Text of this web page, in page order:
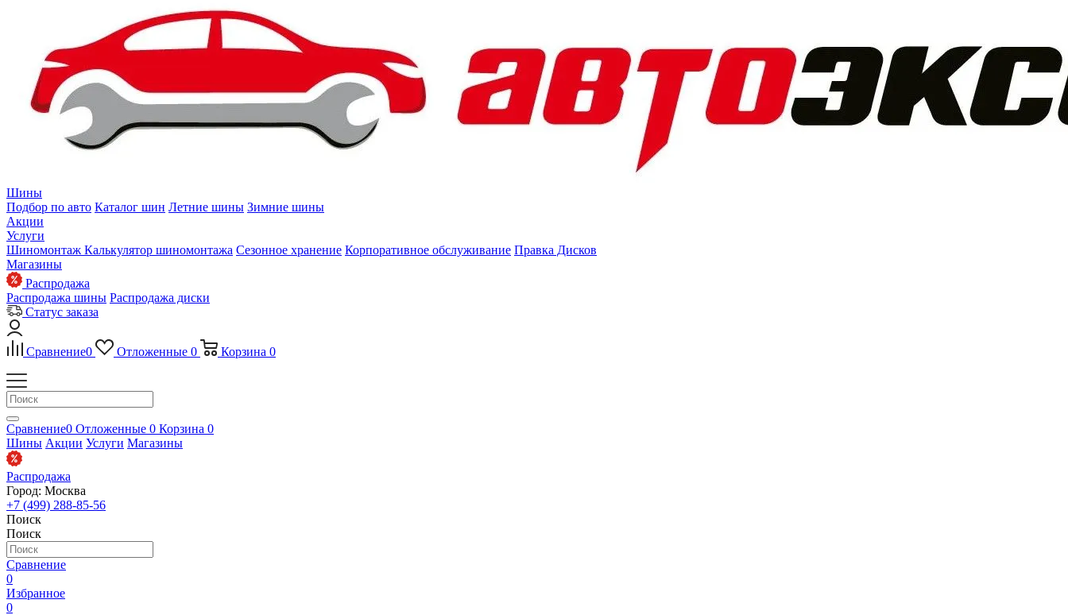
Шины
Подбор по авто Каталог шин Летние шины Зимние шины
Акции
Услуги
Шиномонтаж Калькулятор шиномонтажа Сезонное хранение Корпоративное обслуживание Правка Дисков
Магазины
Распродажа
Распродажа шины Распродажа диски
Статус заказа
Сравнение0 Отложенные 0 Корзина 0
Сравнение0 Отложенные 0 Корзина 0
Шины Акции Услуги Магазины
Распродажа
Город: Москва
+7 (499) 288-85-56
Поиск
Поиск
Сравнение
0
Избранное
0